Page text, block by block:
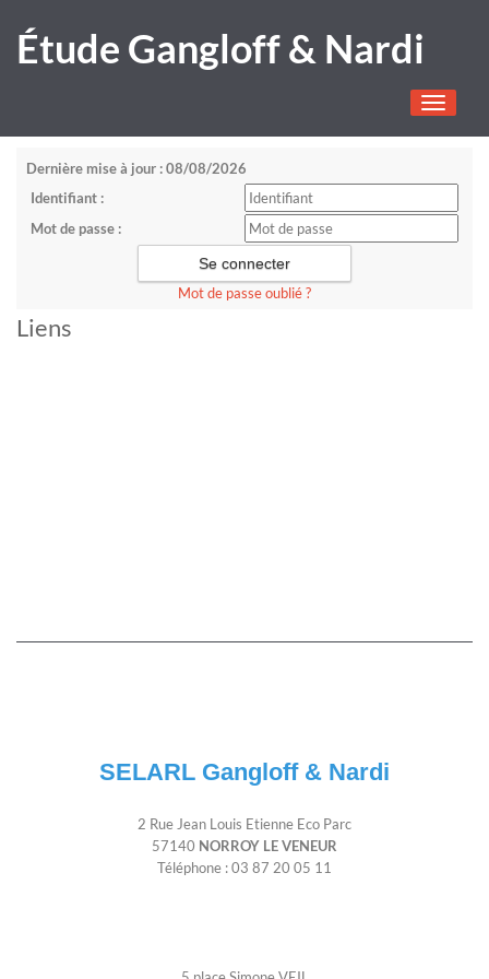
Étude Gangloff & Nardi
Toggle
Dernière mise à jour : 08/08/2026
Identifiant :
Mot de passe :
Mot de passe oublié ?
Liens
SELARL Gangloff & Nardi
2 Rue Jean Louis Etienne Eco Parc
57140 NORROY LE VENEUR
Téléphone : 03 87 20 05 11